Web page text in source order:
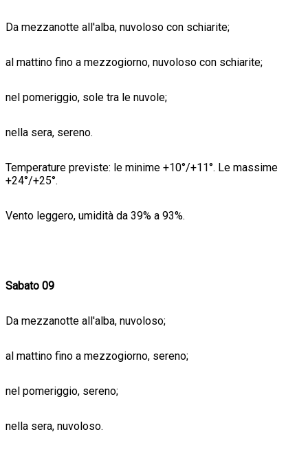
Da mezzanotte all'alba, nuvoloso con schiarite;
al mattino fino a mezzogiorno, nuvoloso con schiarite;
nel pomeriggio, sole tra le nuvole;
nella sera, sereno.
Temperature previste: le minime +10°/+11°. Le massime
+24°/+25°.
Vento leggero, umidità da 39% a 93%.
Sabato 09
Da mezzanotte all'alba, nuvoloso;
al mattino fino a mezzogiorno, sereno;
nel pomeriggio, sereno;
nella sera, nuvoloso.